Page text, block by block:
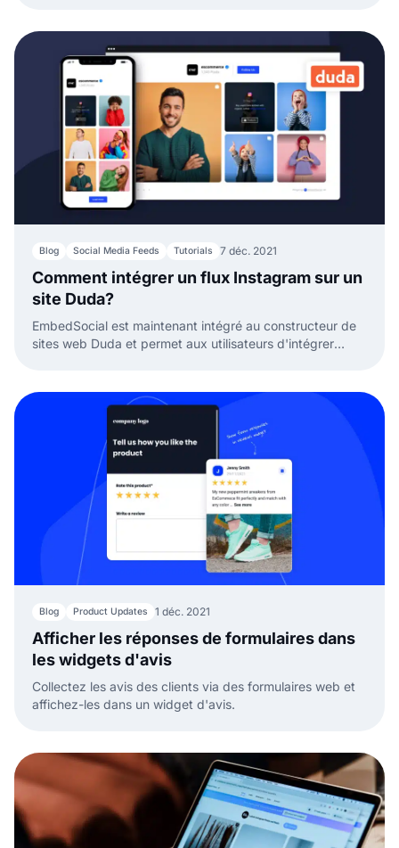
Blog Social Media Feeds Tutorials 7 déc. 2021
Comment intégrer un flux Instagram sur un
site Duda?
EmbedSocial est maintenant intégré au constructeur de
sites web Duda et permet aux utilisateurs d'intégrer
Blog Product Updates 1 déc. 2021
Afficher les réponses de formulaires dans
les widgets d'avis
Collectez les avis des clients via des formulaires web et
affichez-les dans un widget d'avis.